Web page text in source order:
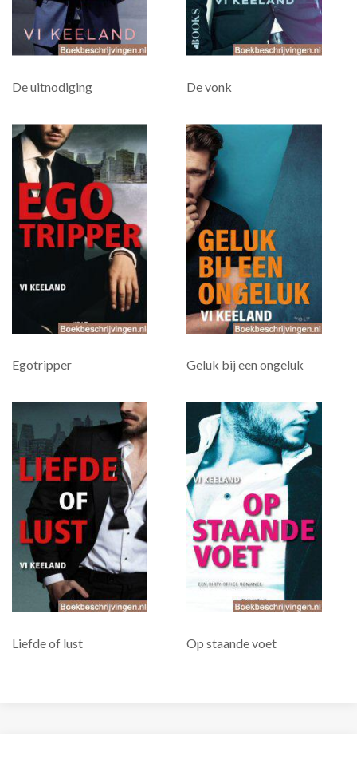
De uitnodiging De vonk
Egotripper Geluk bij een ongeluk
Liefde of lust Op staande voet